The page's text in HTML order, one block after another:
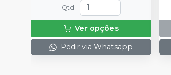
Qtd :
Ver opções
Pedir via Whatsapp